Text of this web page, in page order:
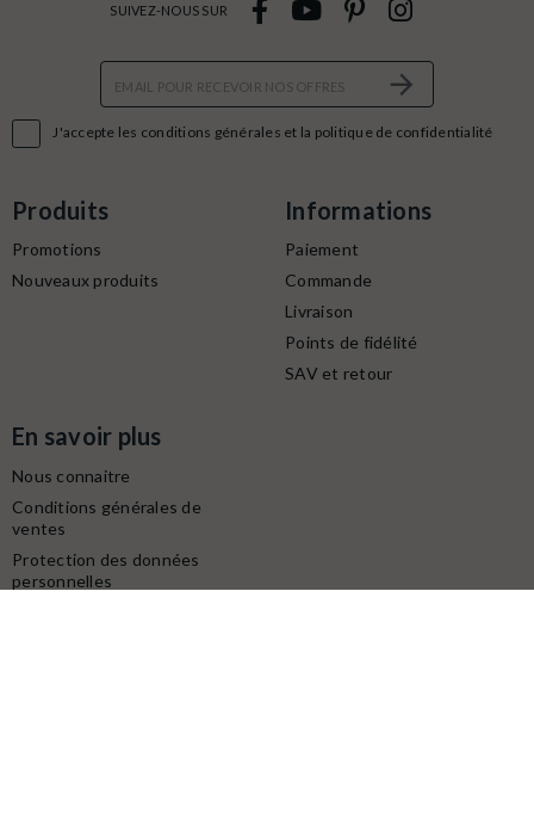
J'accepte les conditions générales et la politique de confidentialité
SUIVEZ-NOUS SUR
Produits
Promotions
Nouveaux produits
Informations
Paiement
Commande
Livraison
Points de fidélité
SAV et retour
En savoir plus
Nous connaitre
Conditions générales de
ventes
Protection des données
personnelles